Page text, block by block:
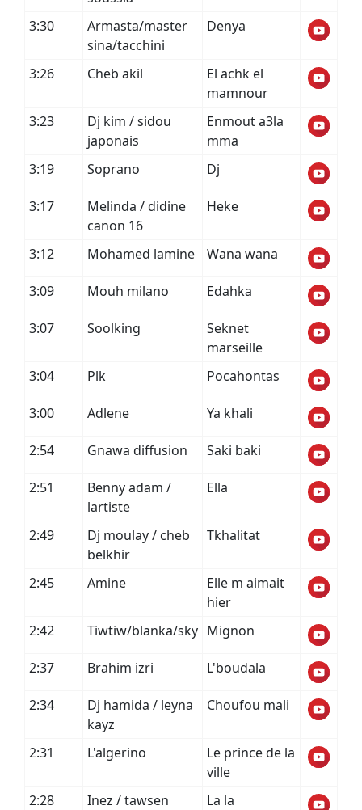
3:30
Armasta/master
sina/tacchini
Denya
3:26 Cheb akil
El achk el
mamnour
3:23
Dj kim / sidou
japonais
Enmout a3la
mma
3:19
Soprano Dj
3:17
Melinda / didine
canon 16
Heke
3:12 Mohamed lamine Wana wana
3:09 Mouh milano Edahka
3:07 Soolking
Seknet
marseille
3:04
Plk Pocahontas
3:00 Adlene Ya khali
2:54 Gnawa diffusion Saki baki
2:51
Benny adam /
lartiste
Ella
2:49
Dj moulay / cheb
belkhir
Tkhalitat
2:45 Amine
Elle m aimait
hier
2:42
Tiwtiw/blanka/sky Mignon
2:37 Brahim izri L'boudala
2:34
Dj hamida / leyna
kayz
Choufou mali
2:31 L'algerino
Le prince de la
ville
2:28
Inez / tawsen La la